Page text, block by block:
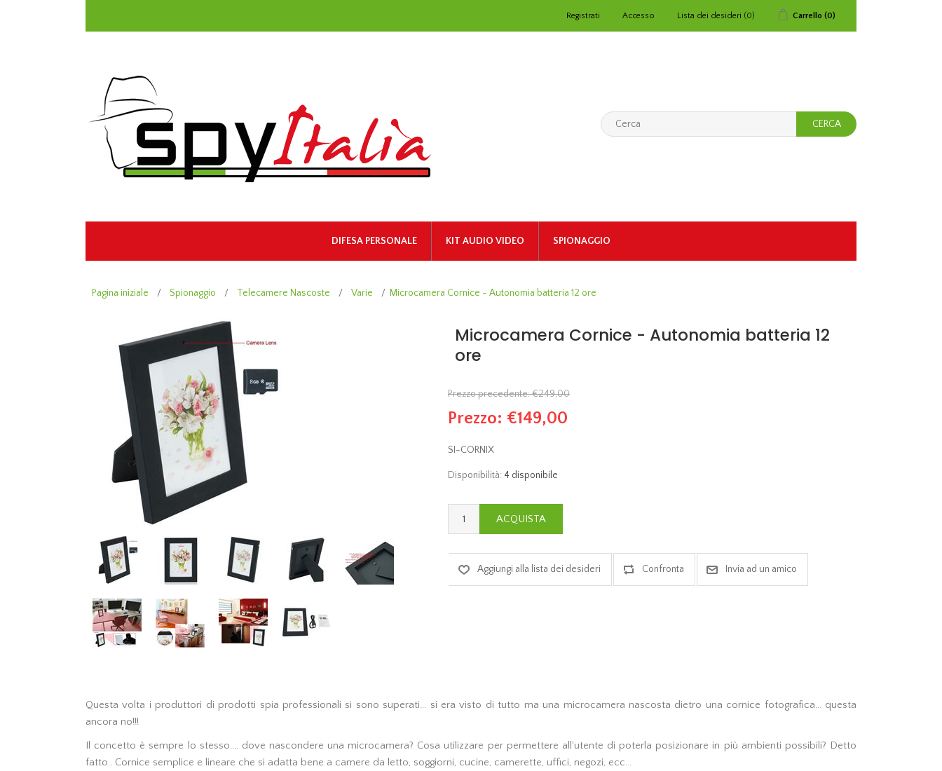
Registrati Accesso Lista dei desideri (0) Carrello (0)
DIFESA PERSONALE KIT AUDIO VIDEO SPIONAGGIO
Pagina iniziale / Spionaggio / Telecamere Nascoste / Varie / Microcamera Cornice - Autonomia batteria 12 ore
Microcamera Cornice - Autonomia batteria 12
ore
Prezzo precedente:€249,00
Prezzo: €149,00
SI-CORNIX
Disponibilità: 4 disponibile
Questa volta i produttori di prodotti spia professionali si sono superati... si era visto di tutto ma una microcamera nascosta dietro una cornice fotografica... questa
ancora no!!!
Il concetto è sempre lo stesso.... dove nascondere una microcamera? Cosa utilizzare per permettere all'utente di poterla posizionare in più ambienti possibili? Detto
fatto.. Cornice semplice e lineare che si adatta bene a camere da letto, soggiorni, cucine, camerette, uffici, negozi, ecc...